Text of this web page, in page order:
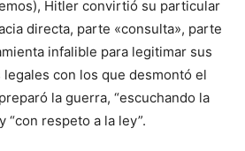
Hitler convirtió su particular
directa, parte «consulta», parte
infalible para legitimar sus
con los que desmontó el
la guerra, “escuchando la
“con respeto a la ley”.